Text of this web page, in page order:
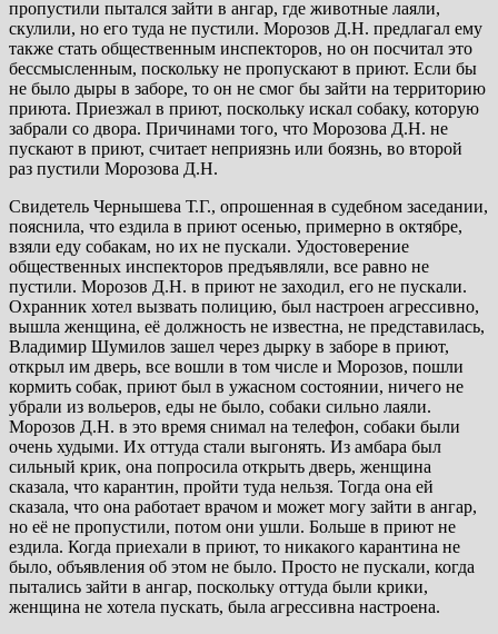
пропустили пытался зайти в ангар, где животные лаяли,
скулили, но его туда не пустили. Морозов Д.Н. предлагал ему
также стать общественным инспекторов, но он посчитал это
бессмысленным, поскольку не пропускают в приют. Если бы
не было дыры в заборе, то он не смог бы зайти на территорию
приюта. Приезжал в приют, поскольку искал собаку, которую
забрали со двора. Причинами того, что Морозова Д.Н. не
пускают в приют, считает неприязнь или боязнь, во второй
раз пустили Морозова Д.Н.
Свидетель Чернышева Т.Г., опрошенная в судебном заседании,
пояснила, что ездила в приют осенью, примерно в октябре,
взяли еду собакам, но их не пускали. Удостоверение
общественных инспекторов предъявляли, все равно не
пустили. Морозов Д.Н. в приют не заходил, его не пускали.
Охранник хотел вызвать полицию, был настроен агрессивно,
вышла женщина, её должность не известна, не представилась,
Владимир Шумилов зашел через дырку в заборе в приют,
открыл им дверь, все вошли в том числе и Морозов, пошли
кормить собак, приют был в ужасном состоянии, ничего не
убрали из вольеров, еды не было, собаки сильно лаяли.
Морозов Д.Н. в это время снимал на телефон, собаки были
очень худыми. Их оттуда стали выгонять. Из амбара был
сильный крик, она попросила открыть дверь, женщина
сказала, что карантин, пройти туда нельзя. Тогда она ей
сказала, что она работает врачом и может могу зайти в ангар,
но её не пропустили, потом они ушли. Больше в приют не
ездила. Когда приехали в приют, то никакого карантина не
было, объявления об этом не было. Просто не пускали, когда
пытались зайти в ангар, поскольку оттуда были крики,
женщина не хотела пускать, была агрессивна настроена.